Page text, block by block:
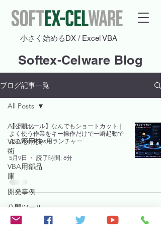
​小さく始めるDX / Excel VBA
Softex-Celware Blog
ブログ記事一覧
All Posts
VBA応用技
術
VBA用部品
庫
開発事例
公開ツール
VBA小ネタ
All Posts
【公開ツール】なんでもショートカット｜
よく使う作業をキー操作だけで一瞬起動で
きるWindows用ランチャー
5月9日 読了時間: 8分